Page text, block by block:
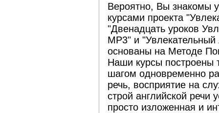
Вероятно, Вы знакомы
курсами проекта
"Двенадцать уроков
МР3" и "Увлекательный
основаны на Методе
Наши курсы построены
шагом одновременно
речь, восприятие на
строй английской речи
просто изложенная и